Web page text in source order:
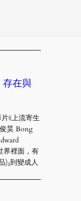
存在與
《上流寄生
昊 Bong
界裡面，有
)」到變成人